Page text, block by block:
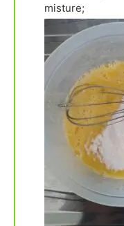
misture;